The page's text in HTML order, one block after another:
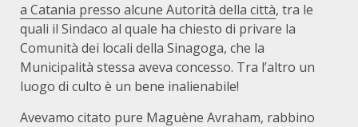
a Catania presso alcune Autorità della città, tra le
quali il Sindaco al quale ha chiesto di privare la
Comunità dei locali della Sinagoga, che la
Municipalità stessa aveva concesso. Tra l’altro un
luogo di culto è un bene inalienabile!
Avevamo citato pure Maguène Avraham, rabbino